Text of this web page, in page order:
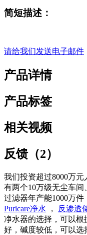
简短描述：
请给我们发送电子邮件
产品详情
产品标签
相关视频
反馈（2）
我们投资超过8000万
有两个10万级无尘车间
过滤器年产能1000万件
Puricare净水 ， 反渗透
净水器的选择，可以根
好，碱度较低，可以